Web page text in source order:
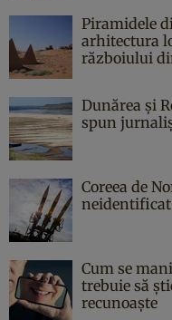
Piramidele
arhitectura
războiului
Dunărea și
spun
Coreea de
neidentificat
Cum se
trebuie să
recunoaște